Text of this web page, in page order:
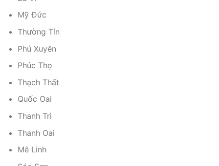
Mỹ Đức
Thường Tín
Phú Xuyên
Phúc Thọ
Thạch Thất
Quốc Oai
Thanh Trì
Thanh Oai
Mê Linh